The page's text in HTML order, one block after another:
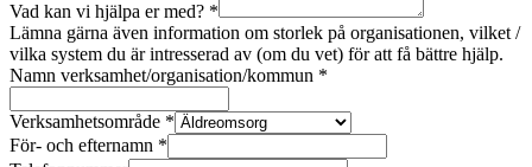
Vad kan vi hjälpa er med? *
Lämna gärna även information om storlek på organisationen, vilket /
vilka system du är intresserad av (om du vet) för att få bättre hjälp.
Namn verksamhet/organisation/kommun *
Verksamhetsområde *
För- och efternamn *